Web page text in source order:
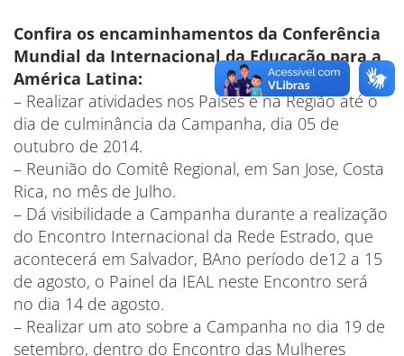
Confira os encaminhamentos da Conferência
Mundial da Internacional da Educação para a
América Latina:
– Realizar atividades nos Países e na Região até o
dia de culminância da Campanha, dia 05 de
outubro de 2014.
– Reunião do Comitê Regional, em San Jose, Costa
Rica, no mês de Julho.
– Dá visibilidade a Campanha durante a realização
do Encontro Internacional da Rede Estrado, que
acontecerá em Salvador, BAno período de12 a 15
de agosto, o Painel da IEAL neste Encontro será
no dia 14 de agosto.
– Realizar um ato sobre a Campanha no dia 19 de
setembro, dentro do Encontro das Mulheres